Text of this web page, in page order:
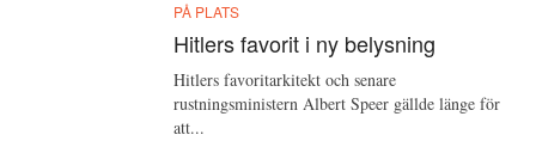
PÅ PLATS
Hitlers favorit i ny belysning
Hitlers favoritarkitekt och senare
rustningsministern Albert Speer gällde länge för
att...